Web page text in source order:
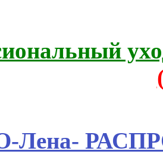
Лена-